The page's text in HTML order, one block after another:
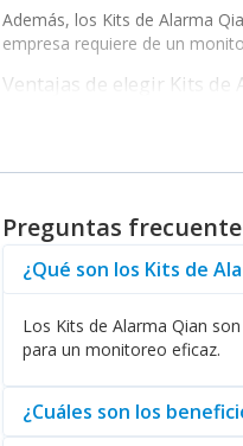
Además, los Kits de Alarma
empresa requiere de un
Ventajas de elegir Kits de
A la hora de pensar en la
Si su negocio requiere de
La marca Qian ha diseñado
soporte continuo. La
Preguntas
¿Qué son los Kits de
Los Kits de Alarma Qian
para un monitoreo eficaz.
¿Cuáles son los